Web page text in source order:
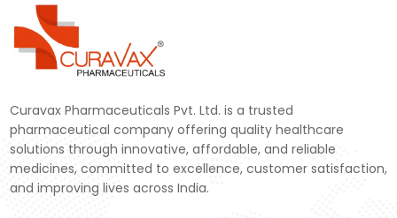
Curavax Pharmaceuticals Pvt. Ltd. is a trusted
pharmaceutical company offering quality healthcare
solutions through innovative, affordable, and reliable
medicines, committed to excellence, customer satisfaction,
and improving lives across India.